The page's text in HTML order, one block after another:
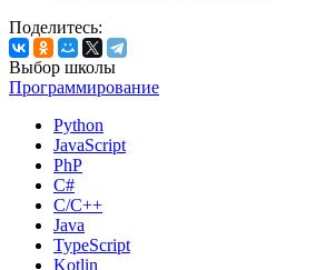
Поделитесь:
Выбор школы
Программирование
Python
JavaScript
PhP
C#
С/C++
Java
TypeScript
Kotlin